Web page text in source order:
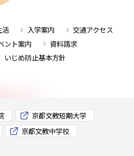
活 入学案内
交通アクセス
ント案内
資料請求
いじめ防止基本方針
京都文教短期大学
京都文教中学校